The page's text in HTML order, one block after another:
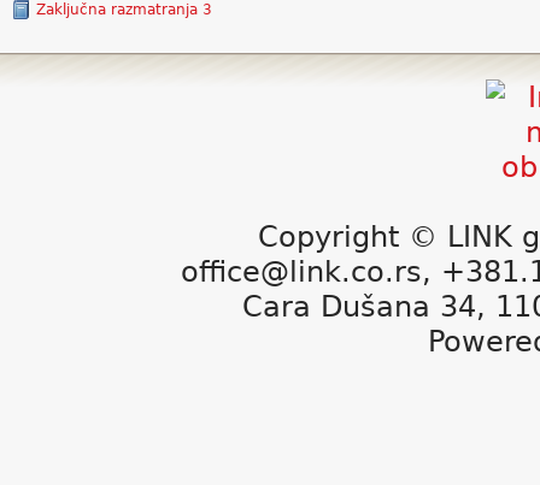
Zaključna razmatranja 3
Copyright © LINK
office@link.co.rs,
Cara Dušana 34,